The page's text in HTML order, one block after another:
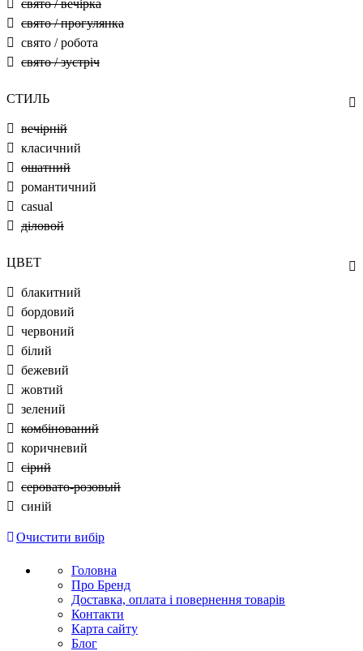
свято / вечірка
свято / прогулянка
свято / робота
свято / зустріч
СТИЛЬ
вечірній
класичний
ошатний
романтичний
casual
діловой
ЦВЕТ
блакитний
бордовий
червоний
білий
бежевий
жовтий
зелений
комбінований
коричневий
сірий
серовато-розовый
синій
Очистити вибір
Головна
Про Бренд
Доставка, оплата і повернення товарів
Контакти
Карта сайту
Блог